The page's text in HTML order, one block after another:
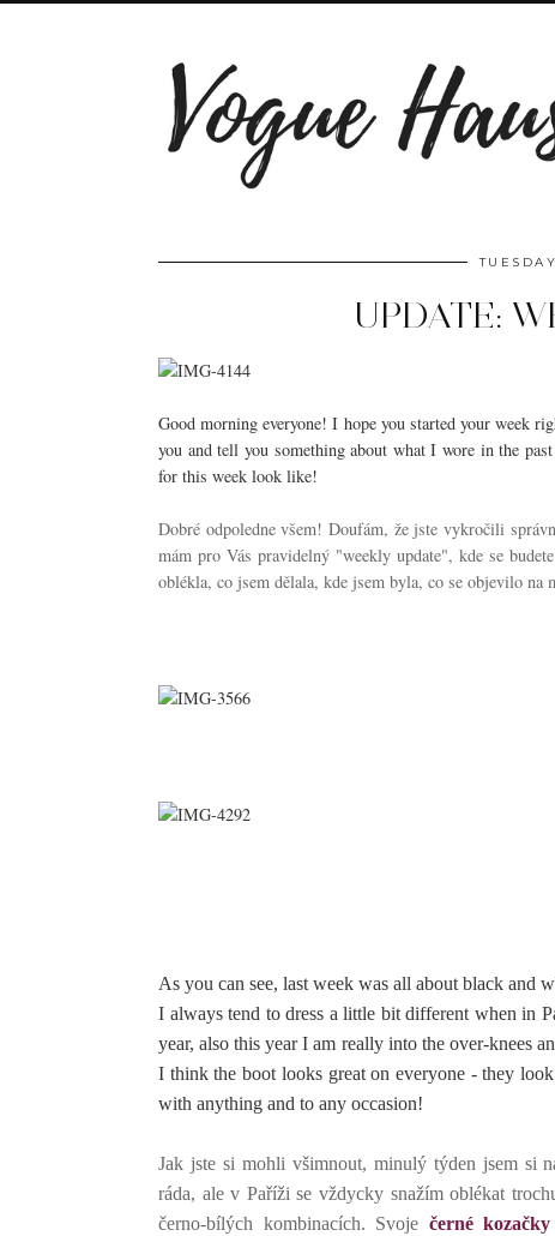
UPDATE:
Good morning everyone! I hope you started your week
you and tell you something about what I wore in the
for this week look like!
Dobré odpoledne všem! Doufám, že jste vykročili
mám pro Vás pravidelný "weekly update", kde se
oblékla, co jsem dělala, kde jsem byla, co se objevilo
As you can see, last week was all about black and
I always tend to dress a little bit different when in
year, also this year I am really into the over-knees
I think the boot looks great on everyone - they
with anything and to any occasion!
Jak jste si mohli všimnout, minulý týden jsem si
ráda, ale v Paříži se vždycky snažím oblékat
černo-bílých kombinacích. Svoje černé